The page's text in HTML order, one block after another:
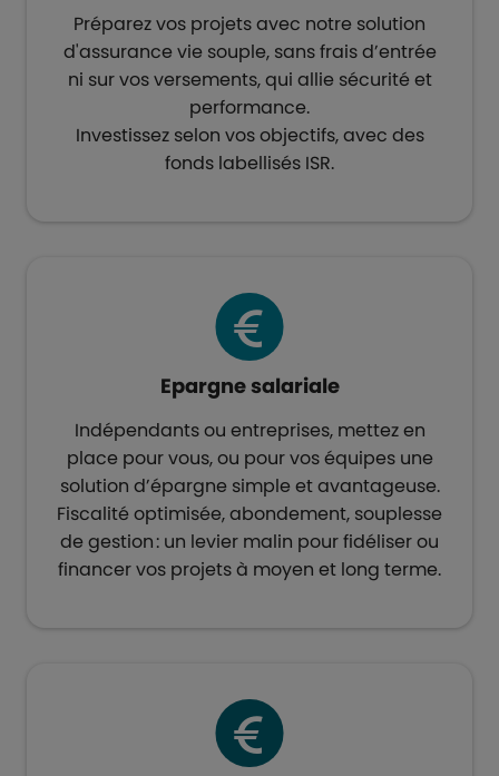
Préparez vos projets avec notre solution
d'assurance vie souple, sans frais d’entrée
ni sur vos versements, qui allie sécurité et
performance.
Investissez selon vos objectifs, avec des
fonds labellisés ISR.​
Epargne salariale​
Indépendants ou entreprises, mettez en
place pour vous, ou pour vos équipes une
solution d’épargne simple et avantageuse.
Fiscalité optimisée, abondement, souplesse
de gestion : un levier malin pour fidéliser ou
financer vos projets à moyen et long terme.​